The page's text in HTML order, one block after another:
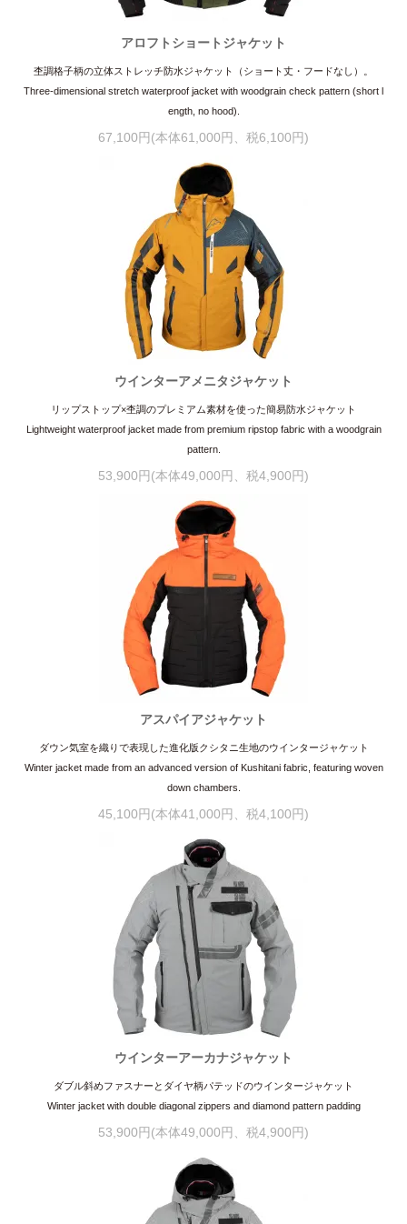
アロフトショートジャケット
杢調格子柄の立体ストレッチ防水ジャケット（ショート丈・フードなし）。
Three-dimensional stretch waterproof jacket with woodgrain check pattern (short l
ength, no hood).
67,100円(本体61,000円、税6,100円)
ウインターアメニタジャケット
リップストップ×杢調のプレミアム素材を使った簡易防水ジャケット
Lightweight waterproof jacket made from premium ripstop fabric with a woodgrain
pattern.
53,900円(本体49,000円、税4,900円)
アスパイアジャケット
ダウン気室を織りで表現した進化版クシタニ生地のウインタージャケット
Winter jacket made from an advanced version of Kushitani fabric, featuring woven
down chambers.
45,100円(本体41,000円、税4,100円)
ウインターアーカナジャケット
ダブル斜めファスナーとダイヤ柄パテッドのウインタージャケット
Winter jacket with double diagonal zippers and diamond pattern padding
53,900円(本体49,000円、税4,900円)